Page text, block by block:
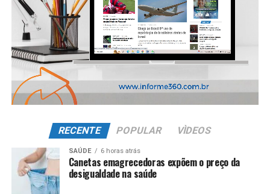
RECENTE POPULAR VÌDEOS
SAÚDE 6 horas atrás
Canetas emagrecedoras expõem o preço da
desigualdade na saúde